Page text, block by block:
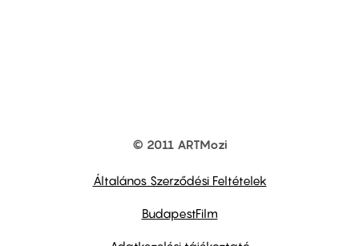
© 2011 ARTMozi
Általános Szerződési Feltételek
BudapestFilm